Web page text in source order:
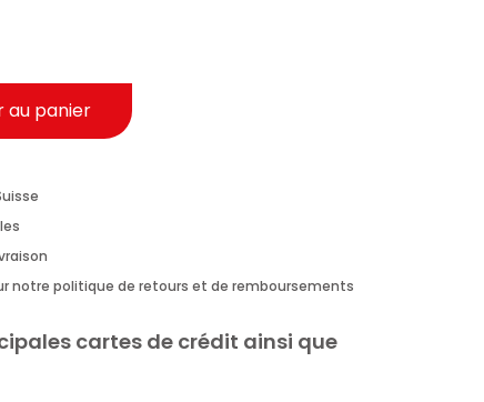
au panier
notre politique de retours et de remboursements
cartes de crédit ainsi que